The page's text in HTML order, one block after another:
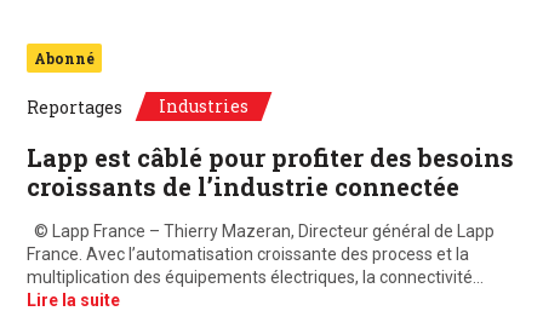
Abonné
Reportages Industries
Lapp est câblé pour profiter des besoins
croissants de l’industrie connectée
© Lapp France – Thierry Mazeran, Directeur général de Lapp
France. Avec l’automatisation croissante des process et la
multiplication des équipements électriques, la connectivité…
Lire la suite